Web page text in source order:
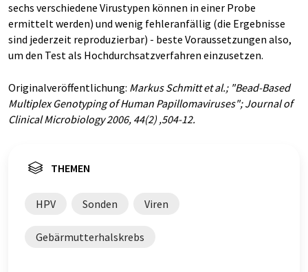
sechs verschiedene Virustypen können in einer Probe
ermittelt werden) und wenig fehleranfällig (die Ergebnisse
sind jederzeit reproduzierbar) - beste Voraussetzungen also,
um den Test als Hochdurchsatzverfahren einzusetzen.
Originalveröffentlichung: Markus Schmitt et al.; "Bead-Based
Multiplex Genotyping of Human Papillomaviruses"; Journal of
Clinical Microbiology 2006, 44(2) ,504-12.
THEMEN
HPV Sonden Viren
Gebärmutterhalskrebs